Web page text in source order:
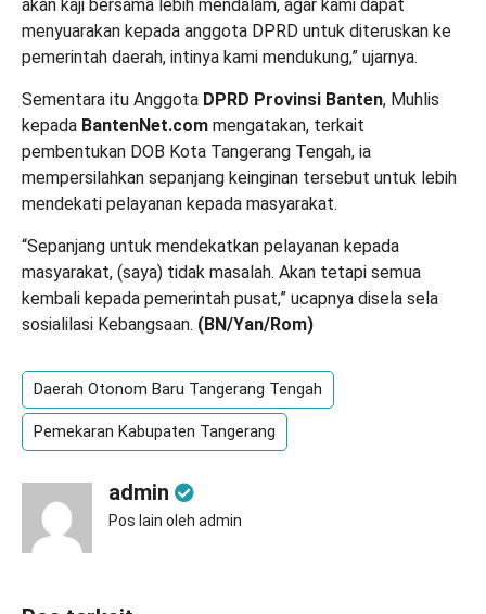
akan kaji bersama lebih mendalam, agar kami dapat
menyuarakan kepada anggota DPRD untuk diteruskan ke
pemerintah daerah, intinya kami mendukung,” ujarnya.
Sementara itu Anggota DPRD Provinsi Banten, Muhlis
kepada BantenNet.com mengatakan, terkait
pembentukan DOB Kota Tangerang Tengah, ia
mempersilahkan sepanjang keinginan tersebut untuk lebih
mendekati pelayanan kepada masyarakat.
“Sepanjang untuk mendekatkan pelayanan kepada
masyarakat, (saya) tidak masalah. Akan tetapi semua
kembali kepada pemerintah pusat,” ucapnya disela sela
sosialilasi Kebangsaan. (BN/Yan/Rom)
Daerah Otonom Baru Tangerang Tengah
Pemekaran Kabupaten Tangerang
admin
Pos lain oleh admin